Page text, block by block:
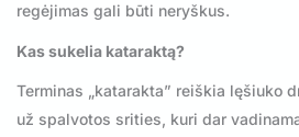
regėjimas gali būti neryškus.
Kas sukelia kataraktą?
Terminas „katarakta” reiškia lęšiuko
už spalvotos srities, kuri dar